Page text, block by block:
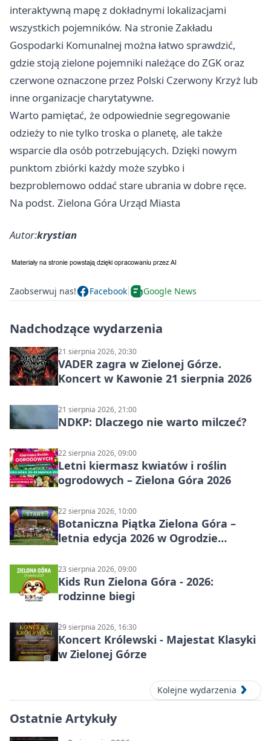
interaktywną mapę z dokładnymi lokalizacjami
wszystkich pojemników. Na stronie Zakładu
Gospodarki Komunalnej można łatwo sprawdzić,
gdzie stoją zielone pojemniki należące do ZGK oraz
czerwone oznaczone przez Polski Czerwony Krzyż lub
inne organizacje charytatywne.
Warto pamiętać, że odpowiednie segregowanie
odzieży to nie tylko troska o planetę, ale także
wsparcie dla osób potrzebujących. Dzięki nowym
punktom zbiórki każdy może szybko i
bezproblemowo oddać stare ubrania w dobre ręce.
Na podst. Zielona Góra Urząd Miasta
Autor:krystian
Zaobserwuj nas! Facebook Google News
Nadchodzące wydarzenia
21 sierpnia 2026, 20:30
VADER zagra w Zielonej Górze.
Koncert w Kawonie 21 sierpnia 2026
21 sierpnia 2026, 21:00
NDKP: Dlaczego nie warto milczeć?
22 sierpnia 2026, 09:00
Letni kiermasz kwiatów i roślin
ogrodowych – Zielona Góra 2026
22 sierpnia 2026, 10:00
Botaniczna Piątka Zielona Góra –
letnia edycja 2026 w Ogrodzie
23 sierpnia 2026, 09:00
Kids Run Zielona Góra - 2026:
rodzinne biegi
29 sierpnia 2026, 16:30
Koncert Królewski - Majestat Klasyki
w Zielonej Górze
Kolejne wydarzenia
Ostatnie Artykuły